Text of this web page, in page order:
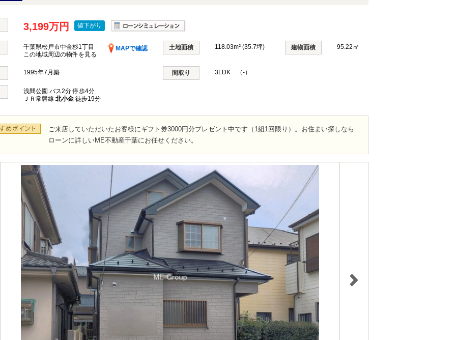
3,199万円 値下がり
千葉県松戸市中金杉1丁目
MAPで確認
この地域周辺の物件を見る
土地面積 118.03m² (35.7坪) 建物面積 95.22㎡
1995年7月築 間取り 3LDK （-）
浅間公園 バス2分 停歩4分
ＪＲ常磐線 北小金 徒歩19分
ご来店していただいたお客様にギフト券3000円分プレゼント中です（1組1回限り）。お住まい探しなら
ローンに詳しいME不動産千葉にお任せください。